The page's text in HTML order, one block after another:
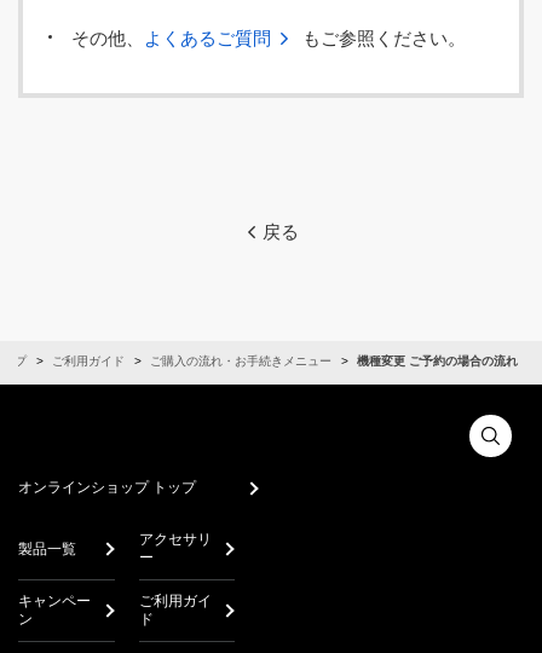
その他、 よくあるご質問 もご参照ください。
戻る
ップ ご利用ガイド ご購入の流れ・お手続きメニュー 機種変更 ご予約の場合の流れ
オンラインショップ トップ
製品一覧
アクセサリ
ー
キャンペー
ン
ご利用ガイ
ド